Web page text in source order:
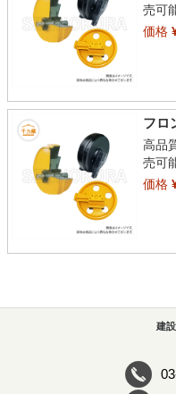
売可
価格
フロ
高品
売可
価格
建